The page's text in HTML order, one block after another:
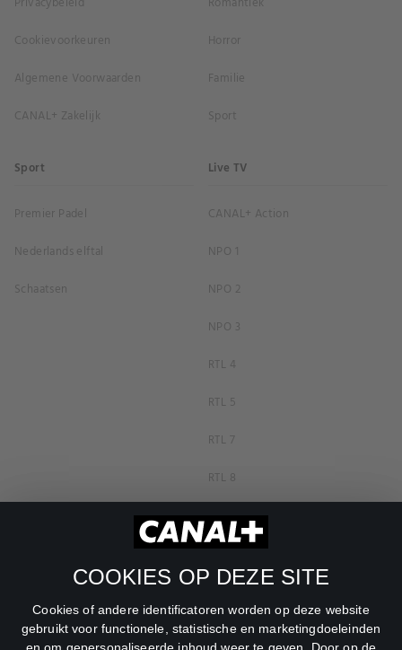
COOKIES OP DEZE SITE
Cookies of andere identificatoren worden op deze website
gebruikt voor functionele, statistische en marketingdoeleinden
Cookievoorkeuren
Algemene Voorwaarden
CANAL+ Zakelijk
Horror
Familie
Sport
Sport
Premier Padel
Nederlands elftal
Schaatsen
Live TV
CANAL+ Action
NPO 1
NPO 2
NPO 3
RTL 4
RTL 5
RTL 7
RTL 8
RTL Z
SBS6
Net5
Veronica